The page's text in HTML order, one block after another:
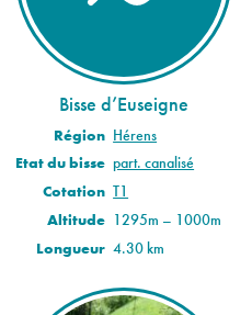
Bisse d’Euseigne
Région Hérens
Etat du bisse part. canalisé
Cotation T1
Altitude 1295m – 1000m
Longueur 4.30 km